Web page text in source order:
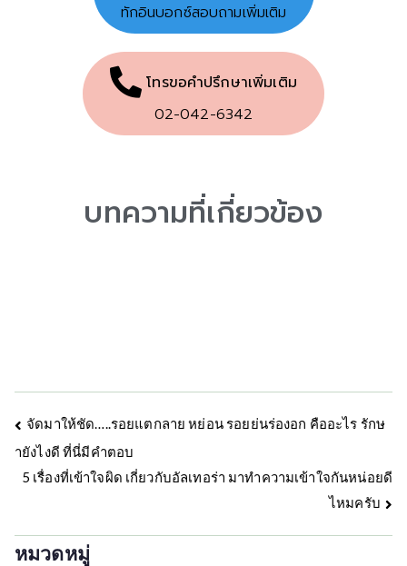
ทักอินบอกซ์สอบถามเพิ่มเติม
โทรขอคำปรึกษาเพิ่มเติม
02-042-6342
บทความที่เกี่ยวข้อง
จัดมาให้ชัด…..รอยแตกลาย หย่อน รอยย่นร่องอก คืออะไร รักษ
ายังไงดี ที่นี่มีคำตอบ
5 เรื่องที่เข้าใจผิด เกี่ยวกับอัลเทอร่า มาทำความเข้าใจกันหน่อยดี
ไหมครับ
หมวดหมู่